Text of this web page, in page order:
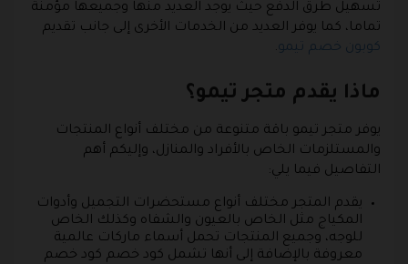
تسهيل طرق الدفع حيث يوجد العديد منها وجميعها مؤمنة
تماما، كما يوفر العديد من الخدمات الأخرى إلى جانب تقديم
كوبون خصم تيمو.
ماذا يقدم متجر تيمو؟
يوفر متجر تيمو باقة متنوعة من مختلف أنواع المنتجات
والمستلزمات الخاص بالأفراد والمنازل، وإليكم أهم
التفاصيل فيما يلي:
يقدم المتجر مختلف أنواع مستحضرات التجميل وأدوات
المكياج مثل الخاص بالعيون والشفاه وكذلك الخاص
للوجه، وجميع المنتجات تحمل أسماء ماركات عالمية
معروفة بالإضافة إلى أنها تشمل كود خصم كود خصم